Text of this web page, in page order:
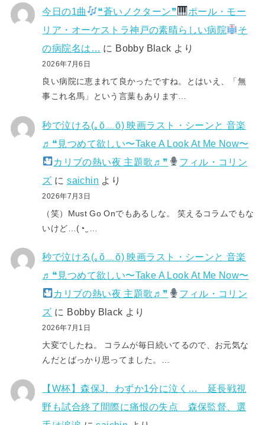
今日の1曲 ❝蒼いノクターン❞
ポール・モー
リア・オーケストラ神戸の素晴らしい病院
そ
の病院名は… に Bobby Black より
2026年7月6日
良い病院に恵まれて良かったですね。とはいえ、「無
事これ名馬」という言葉もあります…
秒で泣ける(⁠｡⁠ŏ⁠﹏⁠ŏ⁠) 映画ラスト・シーンと 音楽
♬❝見つめて欲しい〜Take A Look At Me Now〜
カリブの熱い夜 主題歌♬❞
フィル・コリン
ズ にsaichin より
2026年7月3日
（笑）Must Go Onでもあるしな。 笑えるコラムでもな
いけど…(⁠◔⁠‿⁠…
秒で泣ける(⁠｡⁠ŏ⁠﹏⁠ŏ⁠) 映画ラスト・シーンと 音楽
♬❝見つめて欲しい〜Take A Look At Me Now〜
カリブの熱い夜 主題歌♬❞
フィル・コリン
ズ に Bobby Black より
2026年7月1日
大変でしたね。 コラムが毎日続いてるので、お元気な
んだとばっかり思ってました。…
【W杯】森保J、わずか1分に泣く… 延長戦視
野も試合終了間際に痛恨の失点 森保監督、選